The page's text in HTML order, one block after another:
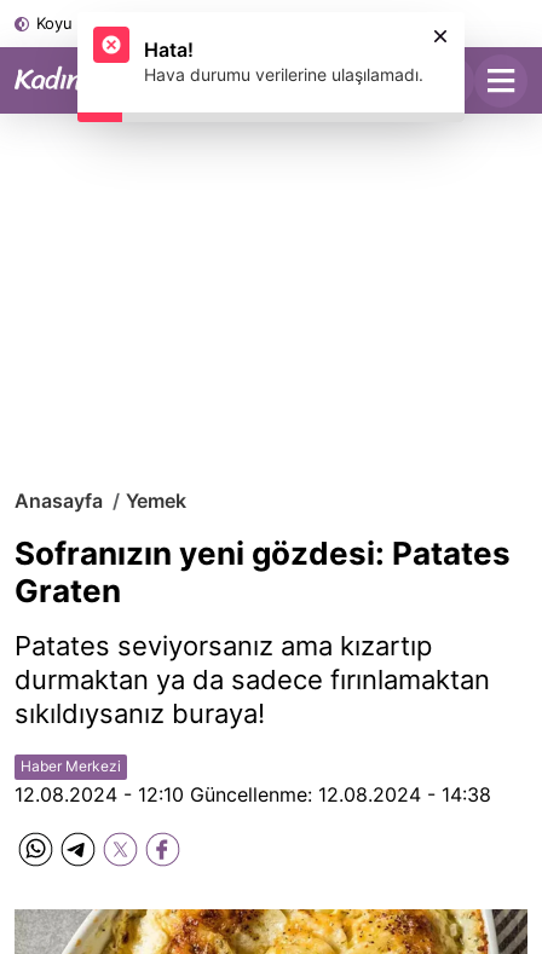
Koyu Mod
Anasayfa Yemek
Sofranızın yeni gözdesi: Patates
Graten
Patates seviyorsanız ama kızartıp
durmaktan ya da sadece fırınlamaktan
sıkıldıysanız buraya!
Haber Merkezi
12.08.2024 - 12:10 Güncellenme: 12.08.2024 - 14:38